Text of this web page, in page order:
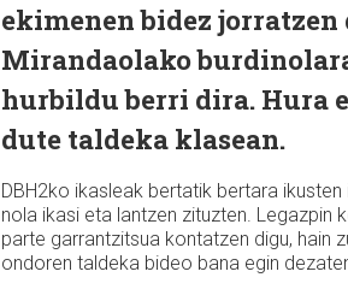
ekimenen bidez
Mirandaolako burdinolara
hurbildu berri dira. Hura
dute taldeka klasean.
DBH2ko ikasleak bertatik bertara
nola ikasi eta lantzen zituzten. Legazpin
parte garrantzitsua kontatzen digu, hain
ondoren taldeka bideo bana egin